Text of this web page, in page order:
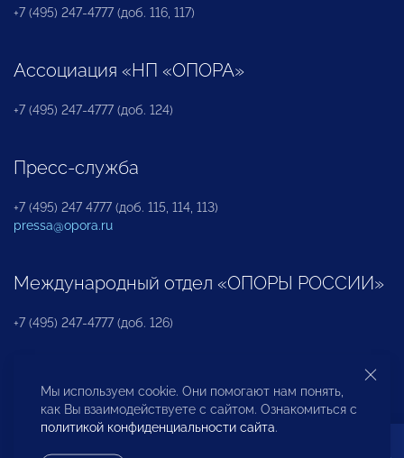
+7 (495) 247-4777 (доб. 116, 117)
Ассоциация «НП «ОПОРА»
+7 (495) 247-4777 (доб. 124)
Пресс-служба
+7 (495) 247 4777 (доб. 115, 114, 113)
pressa@opora.ru
Международный отдел «ОПОРЫ РОССИИ»
+7 (495) 247-4777 (доб. 126)
Бюро по защите прав предпринимателей и
инвесторов
Мы используем cookie. Они помогают нам понять,
как Вы взаимодействуете с сайтом. Ознакомиться с
политикой конфиденциальности сайта.